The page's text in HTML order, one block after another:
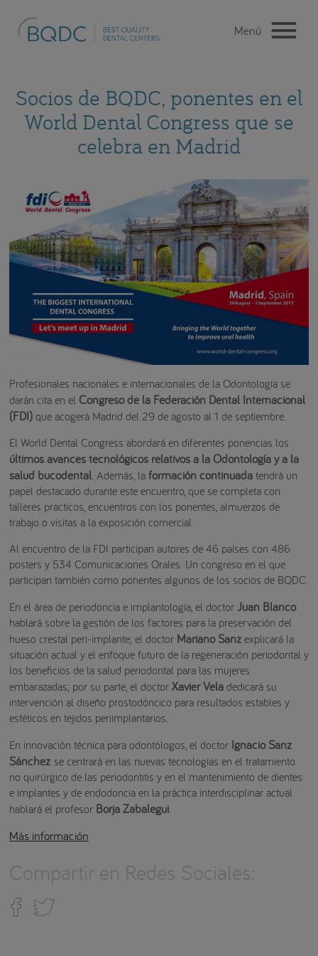
Socios de BQDC, ponentes en el
World Dental Congress que se
celebra en Madrid
Profesionales nacionales e internacionales de la Odontología se
darán cita en el Congreso de la Federación Dental Internacional
(FDI)que acogerá Madrid del 29 de agosto al 1 de septiembre.
El World Dental Congress abordará en diferentes ponencias los
últimos avances tecnológicos relativos a la Odontología y a la
salud bucodental. Además, la formación continuadatendrá un
papel destacado durante este encuentro, que se completa con
talleres prácticos, encuentros con los ponentes, almuerzos de
trabajo o visitas a la exposición comercial.
Al encuentro de la FDI participan autores de 46 países con 486
posters y 534 Comunicaciones Orales. Un congreso en el que
participan también como ponentes algunos de los socios de BQDC.
En el área de periodoncia e implantología, el doctor Juan Blanco
hablará sobre la gestión de los factores para la preservación del
hueso crestal peri-implante; el doctor Mariano Sanzexplicará la
situación actual y el enfoque futuro de la regeneración periodontal y
los beneficios de la salud periodontal para las mujeres
embarazadas; por su parte, el doctor Xavier Veladedicará su
intervención al diseño prostodóncico para resultados estables y
estéticos en tejidos periimplantarios.
En innovación técnica para odontólogos, el doctor Ignacio Sanz
Sánchezse centrará en las nuevas tecnologías en el tratamiento
no quirúrgico de las periodontitis y en el mantenimiento de dientes
e implantes y de endodoncia en la práctica interdisciplinar actual
hablará el profesor Borja Zabalegui.
Más información